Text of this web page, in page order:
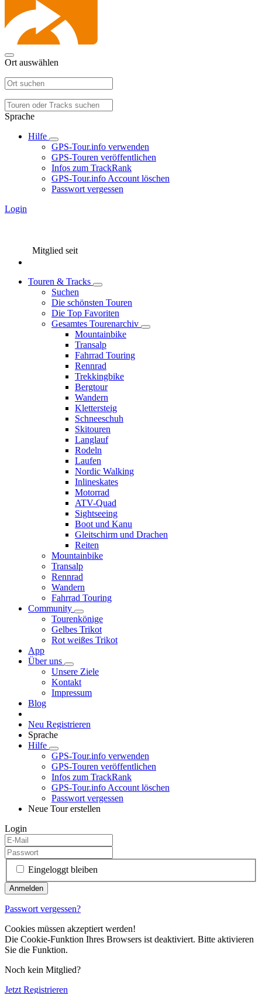
Ort auswählen
Sprache
Hilfe
GPS-Tour.info verwenden
GPS-Touren veröffentlichen
Infos zum TrackRank
GPS-Tour.info Account löschen
Passwort vergessen
Login
Mitglied seit
Touren & Tracks
Suchen
Die schönsten Touren
Die Top Favoriten
Gesamtes Tourenarchiv
Mountainbike
Transalp
Fahrrad Touring
Rennrad
Trekkingbike
Bergtour
Wandern
Klettersteig
Schneeschuh
Skitouren
Langlauf
Rodeln
Laufen
Nordic Walking
Inlineskates
Motorrad
ATV-Quad
Sightseeing
Boot und Kanu
Gleitschirm und Drachen
Reiten
Mountainbike
Transalp
Rennrad
Wandern
Fahrrad Touring
Community
Tourenkönige
Gelbes Trikot
Rot weißes Trikot
App
Über uns
Unsere Ziele
Kontakt
Impressum
Blog
Neu Registrieren
Sprache
Hilfe
GPS-Tour.info verwenden
GPS-Touren veröffentlichen
Infos zum TrackRank
GPS-Tour.info Account löschen
Passwort vergessen
Neue Tour erstellen
Login
Eingeloggt bleiben
Passwort vergessen?
Cookies müssen akzeptiert werden!
Die Cookie-Funktion Ihres Browsers ist deaktiviert. Bitte aktivieren
Sie die Funktion.
Noch kein Mitglied?
Jetzt Registrieren